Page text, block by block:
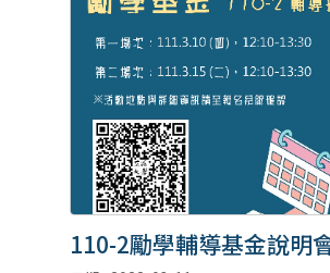
110-2勵學輔導基金說明